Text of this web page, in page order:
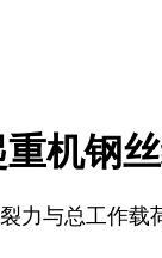
机钢
力与总工作载